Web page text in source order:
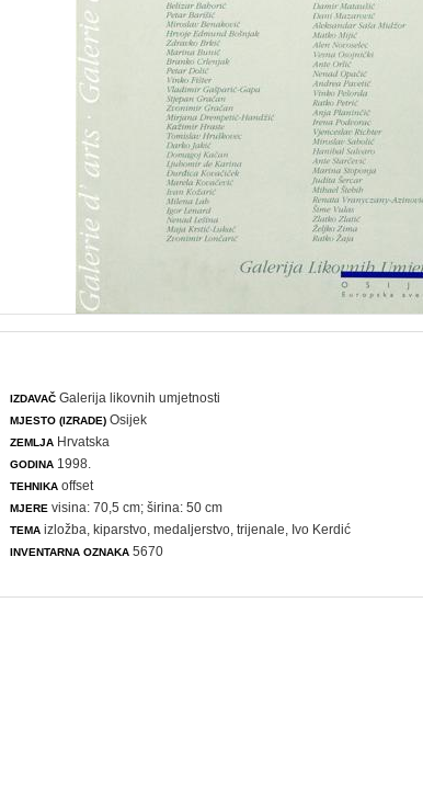
IZDAVAČ Galerija likovnih umjetnosti
MJESTO (IZRADE) Osijek
ZEMLJA Hrvatska
GODINA 1998.
TEHNIKA offset
MJERE visina: 70,5 cm; širina: 50 cm
TEMA izložba ,kiparstvo ,medaljerstvo ,trijenale , Ivo Kerdić
INVENTARNA OZNAKA 5670